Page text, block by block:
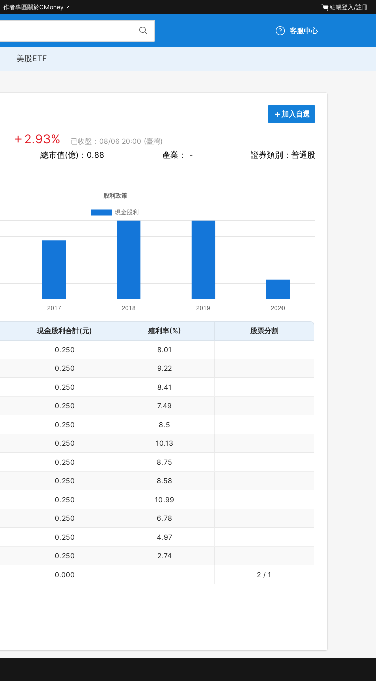
作者專區關於CMoney 結帳登入/註冊
客服中心
美股ETF
加入自選
2.93% 已收盤：08/06 20:00 (臺灣)
總市值(億)：0.88 產業： - 證券類別：普通股
現金股利合計(元) 殖利率(%) 股票分割
0.250 8.01
0.250 9.22
0.250 8.41
0.250 7.49
0.250 8.5
0.250 10.13
0.250 8.75
0.250 8.58
0.250 10.99
0.250 6.78
0.250 4.97
0.250 2.74
0.000 2 / 1